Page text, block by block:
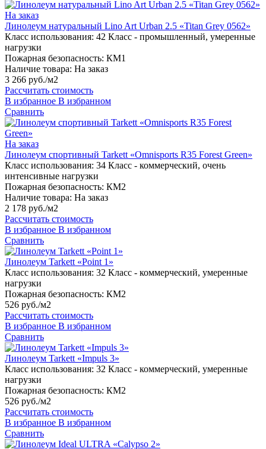
На заказ
Линолеум натуральный Lino Art Urban 2.5 «Titan Grey 0562»
Класс использования: 42 Класс - промышленный, умеренные
нагрузки
Пожарная безопасность: КМ1
Наличие товара: На заказ
3 266 руб./м2
Рассчитать стоимость
В избранное В избранном
Сравнить
На заказ
Линолеум спортивный Tarkett «Omnisports R35 Forest Green»
Класс использования: 34 Класс - коммерческий, очень
интенсивные нагрузки
Пожарная безопасность: КМ2
Наличие товара: На заказ
2 178 руб./м2
Рассчитать стоимость
В избранное В избранном
Сравнить
Линолеум Tarkett «Point 1»
Класс использования: 32 Класс - коммерческий, умеренные
нагрузки
Пожарная безопасность: КМ2
526 руб./м2
Рассчитать стоимость
В избранное В избранном
Сравнить
Линолеум Tarkett «Impuls 3»
Класс использования: 32 Класс - коммерческий, умеренные
нагрузки
Пожарная безопасность: КМ2
526 руб./м2
Рассчитать стоимость
В избранное В избранном
Сравнить